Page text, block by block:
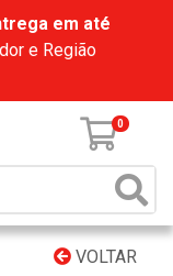
em até
e Região
0
VOLTAR